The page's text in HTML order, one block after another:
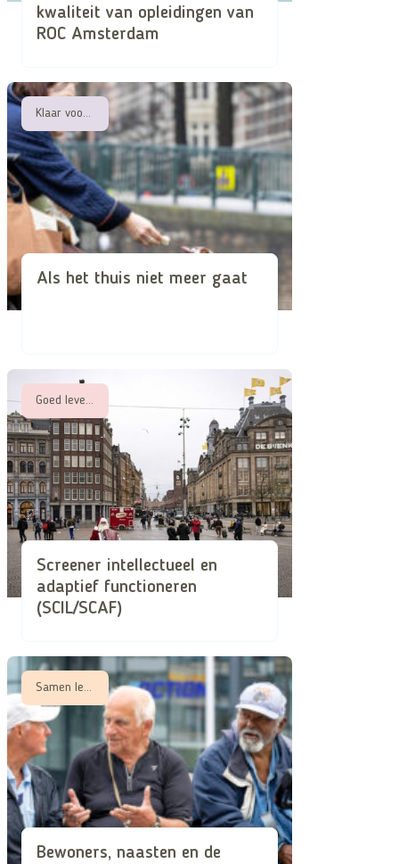
kwaliteit van opleidingen van
ROC Amsterdam
Als het thuis niet meer gaat
Screener intellectueel en
adaptief functioneren
(SCIL/SCAF)
Bewoners, naasten en de